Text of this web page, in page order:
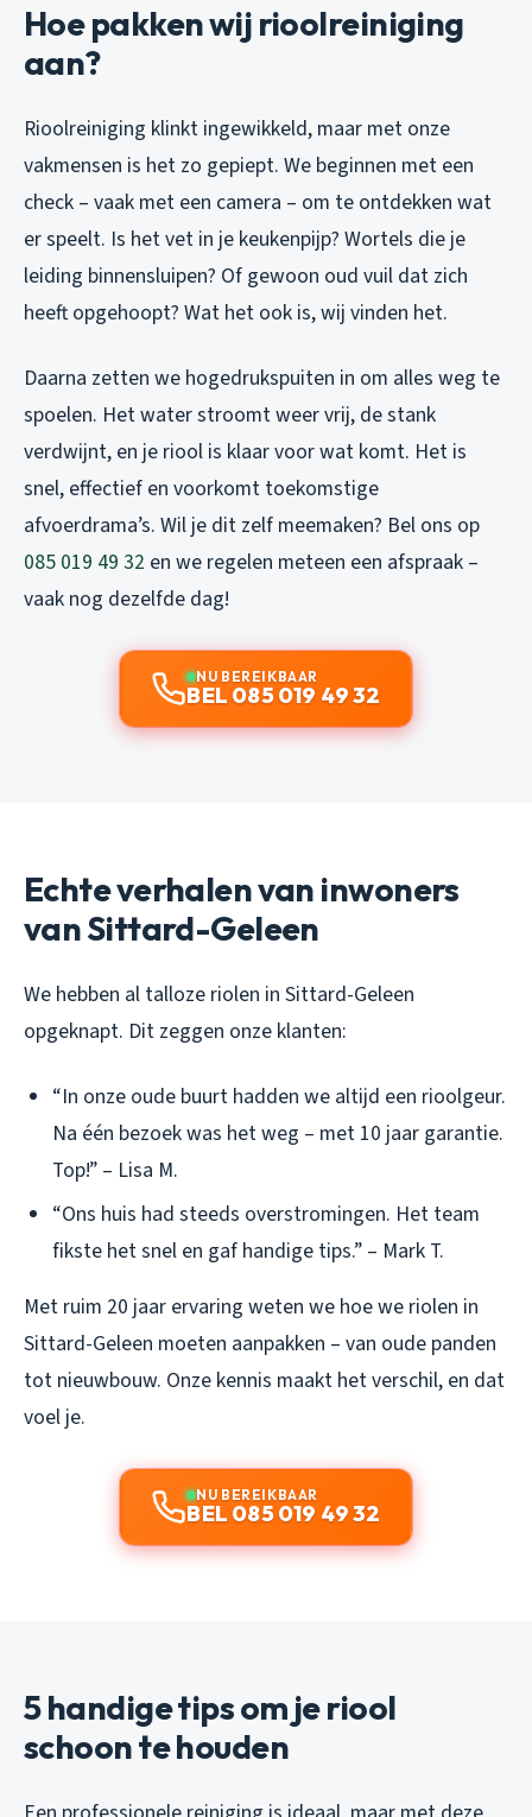
Hoe pakken wij rioolreiniging
aan?
Rioolreiniging klinkt ingewikkeld, maar met onze
vakmensen is het zo gepiept. We beginnen met een
check – vaak met een camera – om te ontdekken wat
er speelt. Is het vet in je keukenpijp? Wortels die je
leiding binnensluipen? Of gewoon oud vuil dat zich
heeft opgehoopt? Wat het ook is, wij vinden het.
Daarna zetten we hogedrukspuiten in om alles weg te
spoelen. Het water stroomt weer vrij, de stank
verdwijnt, en je riool is klaar voor wat komt. Het is
snel, effectief en voorkomt toekomstige
afvoerdrama’s. Wil je dit zelf meemaken? Bel ons op
085 019 49 32 en we regelen meteen een afspraak –
vaak nog dezelfde dag!
NU BEREIKBAAR
BEL 085 019 49 32
Echte verhalen van inwoners
van Sittard-Geleen
We hebben al talloze riolen in Sittard-Geleen
opgeknapt. Dit zeggen onze klanten:
“In onze oude buurt hadden we altijd een rioolgeur.
Na één bezoek was het weg – met 10 jaar garantie.
Top!” – Lisa M.
“Ons huis had steeds overstromingen. Het team
fikste het snel en gaf handige tips.” – Mark T.
Met ruim 20 jaar ervaring weten we hoe we riolen in
Sittard-Geleen moeten aanpakken – van oude panden
tot nieuwbouw. Onze kennis maakt het verschil, en dat
voel je.
NU BEREIKBAAR
BEL 085 019 49 32
5 handige tips om je riool
schoon te houden